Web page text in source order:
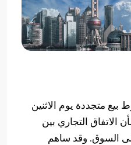
متجددة يوم الاثنين
الاتفاق التجاري بين
السوق. وقد ساهم